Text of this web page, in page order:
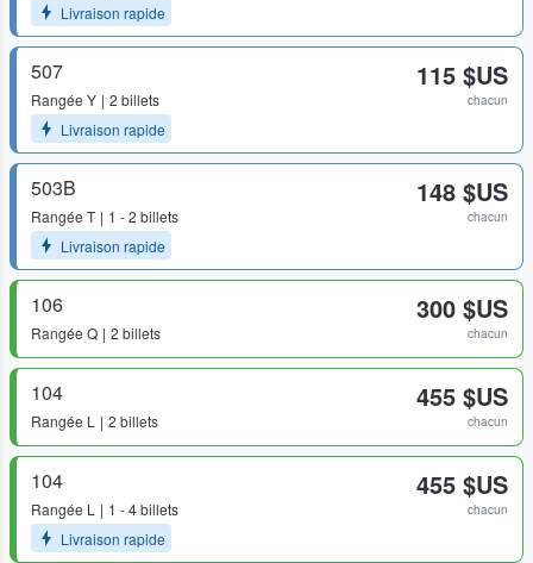
Livraison rapide
507
Rangée Y
2 billets
Livraison rapide
115 $US
chacun
503B
Rangée T
1 - 2 billets
Livraison rapide
148 $US
chacun
106
Rangée Q 2 billets
300 $US
chacun
104
Rangée L 2 billets
455 $US
chacun
104
Rangée L
1 - 4 billets
Livraison rapide
455 $US
chacun